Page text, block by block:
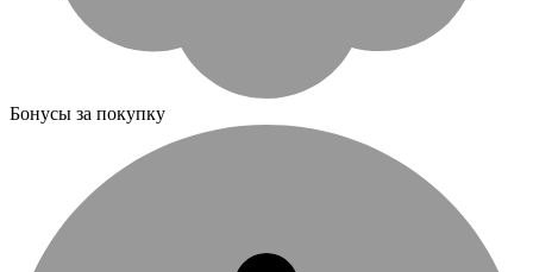
Бонусы за покупку